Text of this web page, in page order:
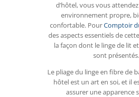
d’hôtel, vous vous
environnement propre,
confortable. PourComptoir
des aspects essentiels de
la façon dont le linge de lit
sont présentés.
Le pliage du linge en fibre de
hôtel est un art en soi, et il
assurer une apparence